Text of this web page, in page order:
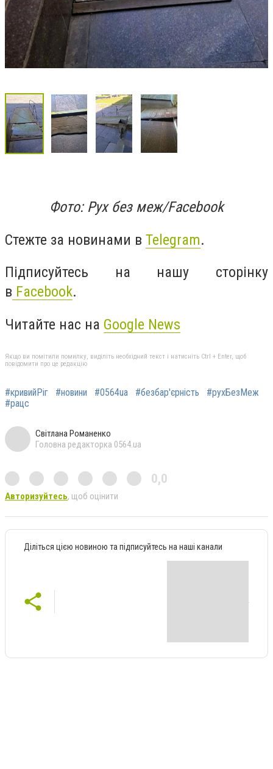
Фото: Рух без меж/Facebook
Стежте за новинами в Telegram.
Підписуйтесь на нашу сторінку
в Facebook.
Читайте нас на Google News
Якщо ви помітили помилку, виділіть необхідний текст і натисніть Ctrl + Enter, щоб
повідомити про це редакцію
#кривийРіг #новини #0564ua #безбар'єрність
#рухБезМеж
#рацс
Світлана Романенко
Головна редакторка 0564.ua
0,0
Авторизуйтесь, щоб оцінити
Діліться цією новиною та підписуйтесь на наші канали